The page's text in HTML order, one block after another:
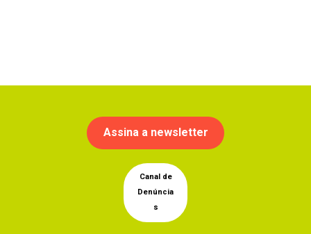
Assina a newsletter
Canal de
Denúncia
s